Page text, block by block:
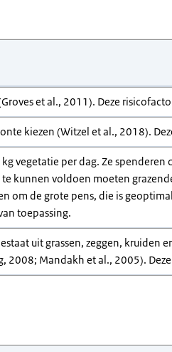
et al., 2011). Deze
kiezen (Witzel et al., 2018).
kg vegetatie per dag. Ze
kunnen voldoen moeten
om de grote pens, die is
toepassing.
uit grassen, zeggen,
2008; Mandakh et al., 2005).